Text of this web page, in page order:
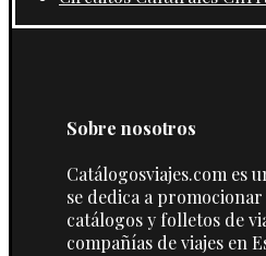
Sobre nosotros
Catálogosviajes.com es
se dedica a
catálogos y folletos de
compañías de viajes en